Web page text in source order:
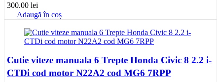
300.00 lei
Adaugă în coș
Cutie viteze manuala 6 Trepte Honda Civic 8 2.2 i-
CTDi cod motor N22A2 cod MG6 7RPP